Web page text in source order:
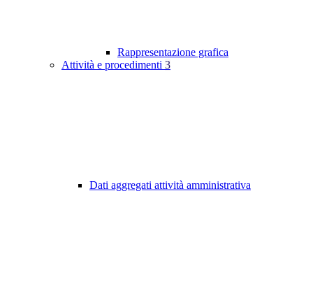
Rappresentazione grafica
Attività e procedimenti 3
Dati aggregati attività amministrativa